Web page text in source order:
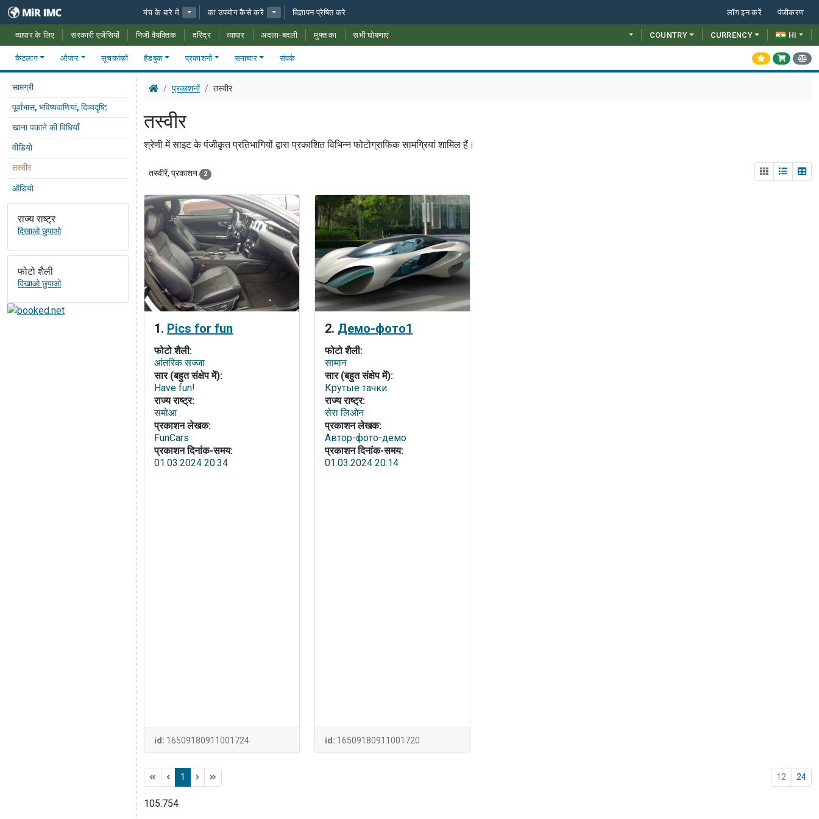
मंच के बारे में का उपयोग कैसे करें विज्ञापन प्रेषित करे लॉग इन करें पंजीकरण
व्यापार के लिए सरकारी एजेंसियों निजी वैयक्तिक दरिद्र व्यापार अदला-बदली मुफ्त का सभी घोषणाएं COUNTRY CURRENCY HI
कैटलाग औजार सूचकांकों हैंडबुक प्रकाशनों समाचार संपर्क
सामग्री
पूर्वाभास, भविष्यवाणियां, दिव्यदृष्टि
खाना पकाने की विधियाँ
वीडियो
तस्वीर
ऑडियो
राज्य राष्ट्र
दिखाओ छुपाओ
फोटो शैली
दिखाओ छुपाओ
प्रकाशनों तस्वीर
तस्वीर
श्रेणी में साइट के पंजीकृत प्रतिभागियों द्वारा प्रकाशित विभिन्न फोटोग्राफिक सामग्रियां शामिल हैं।
तस्वीरें, प्रकाशन 2
1. Pics for fun
फोटो शैली:
आंतरिक सज्जा
सार (बहुत संक्षेप में):
Have fun!
राज्य राष्ट्र:
समोआ
प्रकाशन लेखक:
FunCars
प्रकाशन दिनांक-समय:
01.03.2024 20:34
id: 16509180911001724
2. Демо-фото1
फोटो शैली:
सामान
सार (बहुत संक्षेप में):
Крутые тачки
राज्य राष्ट्र:
सेरा लिओन
प्रकाशन लेखक:
Автор-фото-демо
प्रकाशन दिनांक-समय:
01.03.2024 20:14
id: 16509180911001720
1 12 24
105.754